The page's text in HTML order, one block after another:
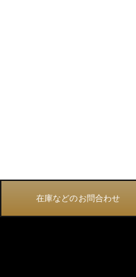
在庫などのお問合わせ